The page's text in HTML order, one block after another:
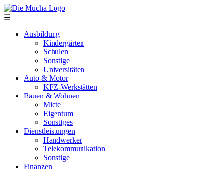
Direkt zum Inhalt
☰
Ausbildung
Kindergärten
Schulen
Sonstige
Universitäten
Auto & Motor
KFZ-Werkstätten
Bauen & Wohnen
Miete
Eigentum
Sonstiges
Dienstleistungen
Handwerker
Telekommunikation
Sonstige
Finanzen